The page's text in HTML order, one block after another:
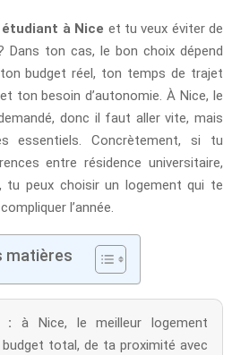
à Nice et tu veux éviter de
ton cas, le bon choix dépend
budget réel, ton temps de trajet
ton besoin d’autonomie. À Nice, le
donc il faut aller vite, mais
essentiels. Concrètement, si tu
entre résidence universitaire,
peux choisir un logement qui te
l’année.
matières
: à Nice, le meilleur logement
total, de ta proximité avec